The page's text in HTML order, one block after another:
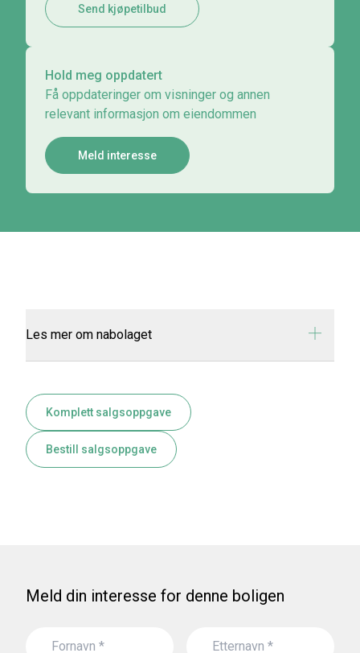
Send kjøpetilbud
Hold meg oppdatert
Få oppdateringer om visninger og annen
relevant informasjon om eiendommen
Meld interesse
Les mer om nabolaget
Komplett salgsoppgave
Bestill salgsoppgave
Meld din interesse for denne boligen